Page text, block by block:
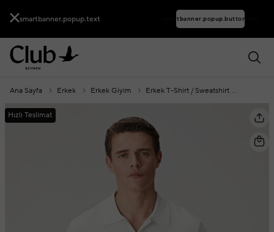
smartbanner.popup.text smartbanner.popup.buttontext
Hızlı Teslimat
Ana Sayfa Erkek Erkek Giyim Erkek T-Shirt / Sweatshirt